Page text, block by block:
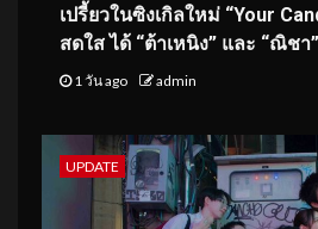
เปรี้ยวในซิงเกิลใหม่ “Your
สดใส ได้ “ต้าเหนิง” และ “ณิชา
1 วัน ago admin
UPDATE